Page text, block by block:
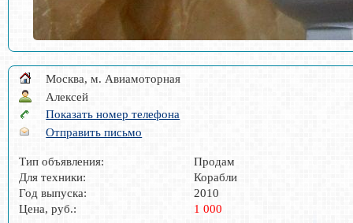
Москва, м. Авиамоторная
Алексей
Показать номер телефона
Отправить письмо
Тип объявления:
Продам
Для техники:
Корабли
Год выпуска:
2010
Цена, руб.:
1 000